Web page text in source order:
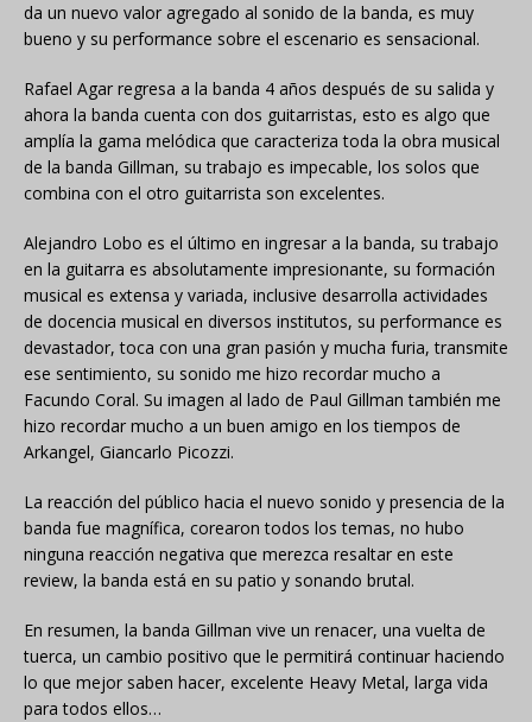
da un nuevo valor agregado al sonido de la banda, es muy
bueno y su performance sobre el escenario es sensacional.
Rafael Agar regresa a la banda 4 años después de su salida y
ahora la banda cuenta con dos guitarristas, esto es algo que
amplía la gama melódica que caracteriza toda la obra musical
de la banda Gillman, su trabajo es impecable, los solos que
combina con el otro guitarrista son excelentes.
Alejandro Lobo es el último en ingresar a la banda, su trabajo
en la guitarra es absolutamente impresionante, su formación
musical es extensa y variada, inclusive desarrolla actividades
de docencia musical en diversos institutos, su performance es
devastador, toca con una gran pasión y mucha furia, transmite
ese sentimiento, su sonido me hizo recordar mucho a
Facundo Coral. Su imagen al lado de Paul Gillman también me
hizo recordar mucho a un buen amigo en los tiempos de
Arkangel, Giancarlo Picozzi.
La reacción del público hacia el nuevo sonido y presencia de la
banda fue magnífica, corearon todos los temas, no hubo
ninguna reacción negativa que merezca resaltar en este
review, la banda está en su patio y sonando brutal.
En resumen, la banda Gillman vive un renacer, una vuelta de
tuerca, un cambio positivo que le permitirá continuar haciendo
lo que mejor saben hacer, excelente Heavy Metal, larga vida
para todos ellos…